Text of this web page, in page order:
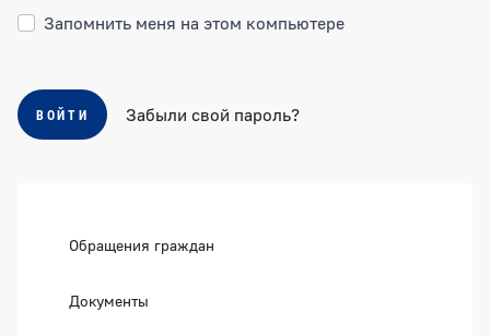
Запомнить меня на этом компьютере
ВОЙТИ Забыли свой пароль?
Обращения граждан
Документы